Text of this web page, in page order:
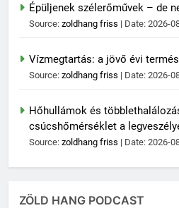
Épüljenek szélerőművek – de
Source: zoldhang friss Date: 2026-
Vízmegtartás: a jövő évi
Source: zoldhang friss Date: 2026-
Hőhullámok és
csúcshőmérséklet a
Source: zoldhang friss Date: 2026-
ZÖLD HANG PODCAST